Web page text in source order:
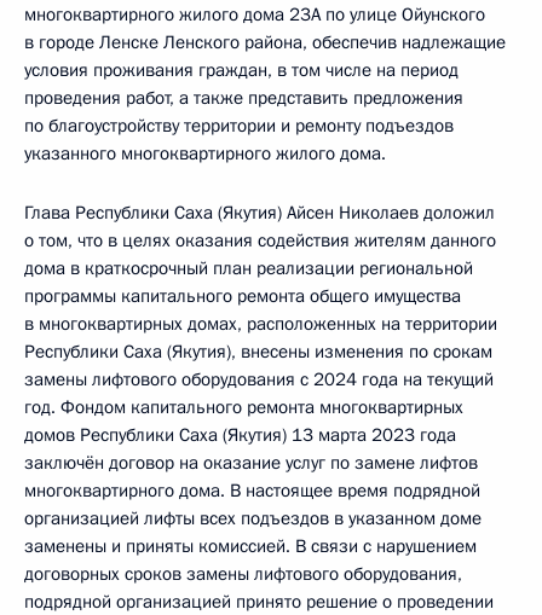
многоквартирного жилого дома 23А по улице Ойунского
в городе Ленске Ленского района, обеспечив надлежащие
условия проживания граждан, в том числе на период
проведения работ, а также представить предложения
по благоустройству территории и ремонту подъездов
указанного многоквартирного жилого дома.
Глава Республики Саха (Якутия) Айсен Николаев доложил
о том, что в целях оказания содействия жителям данного
дома в краткосрочный план реализации региональной
программы капитального ремонта общего имущества
в многоквартирных домах, расположенных на территории
Республики Саха (Якутия), внесены изменения по срокам
замены лифтового оборудования с 2024 года на текущий
год. Фондом капитального ремонта многоквартирных
домов Республики Саха (Якутия) 13 марта 2023 года
заключён договор на оказание услуг по замене лифтов
многоквартирного дома. В настоящее время подрядной
организацией лифты всех подъездов в указанном доме
заменены и приняты комиссией. В связи с нарушением
договорных сроков замены лифтового оборудования,
подрядной организацией принято решение о проведении